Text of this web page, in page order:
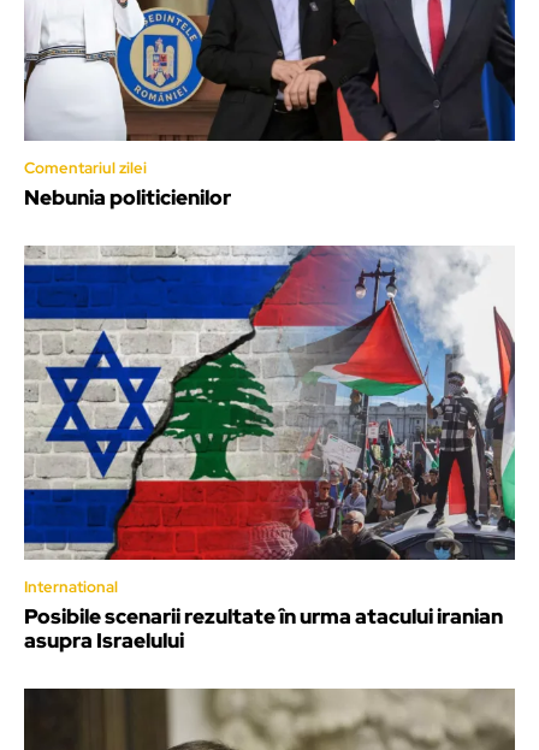
Comentariul zilei
Nebunia politicienilor
International
Posibile scenarii rezultate în urma atacului iranian
asupra Israelului